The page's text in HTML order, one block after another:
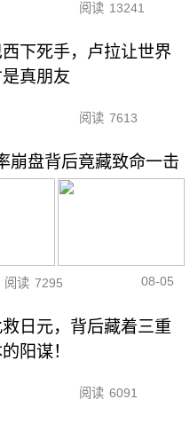
阅读 13241
下死手，卢拉让世界
真朋友
阅读 7613
崩盘背后竟藏致命一击
阅读 7295 08-05
日元，背后藏着三重
阳谋！
阅读 6091